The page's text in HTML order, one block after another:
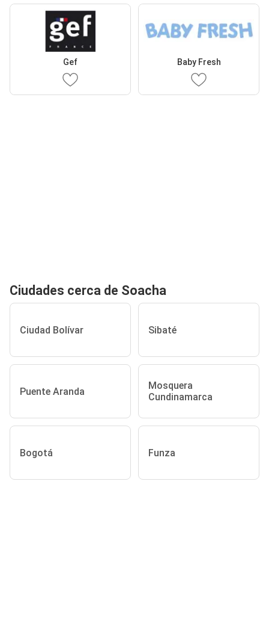
Gef Baby Fresh
Ciudades cerca de Soacha
Ciudad Bolívar Sibaté
Puente Aranda
Mosquera
Cundinamarca
Bogotá Funza